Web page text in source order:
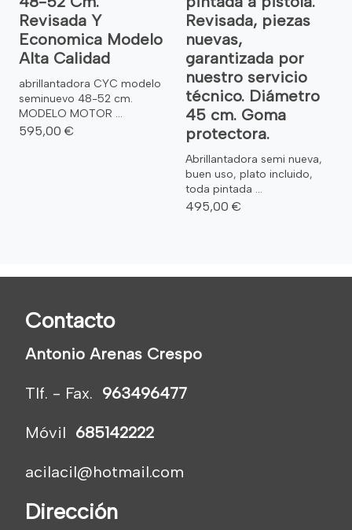
Revisada Y
Economica Modelo
Alta Calidad
abrillantadora CYC modelo
seminuevo 48-52 cm.
MODELO MOTOR ...
595,00 €
Revisada, piezas
nuevas,
garantizada por
nuestro servicio
técnico. Diámetro
45 cm. Goma
protectora.
Abrillantadora semi nueva,
buen uso, plato incluido,
toda pintada ...
495,00 €
Contacto
Antonio Arenas Crespo
Tlf. - Fax. 963496477
Móvil 685142222
acilacil@hotmail.com
Dirección